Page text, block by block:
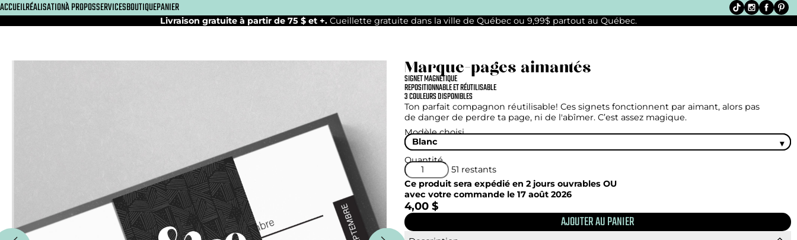
ACCUEILRÉALISATIONÀ PROPOSSERVICESBOUTIQUEPANIER
Livraison gratuite à partir de 75 $ et +. Cueillette gratuite dans la ville de Québec ou 9,99$ partout au Québec.
Marque-pages aimantés
SIGNET MAGNÉTIQUE
REPOSITIONNABLE ET RÉUTILISABLE
3 COULEURS DISPONIBLES
Ton parfait compagnon réutilisable! Ces signets fonctionnent par aimant, alors pas
de danger de perdre ta page, ni de l'abîmer. C’est assez magique.
Modèle choisi
Blanc
Quantité
51 restants
Ce produit sera expédié en 2 jours ouvrables OU
avec votre commande le 17 août 2026
4,00 $